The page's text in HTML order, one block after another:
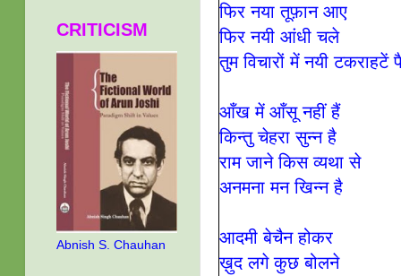
फिर नया तूफ़ान आए
फिर नयी आंधी चले
तुम विचारों में नयी टकराहटें
आँख में आँसू नहीं हैं
किन्तु चेहरा सुन्न है
राम जाने किस व्यथा से
अनमना मन खिन्न है
आदमी बेचैन होकर
ख़ुद लगे कुछ बोलने
CRITICISM
Abnish S. Chauhan